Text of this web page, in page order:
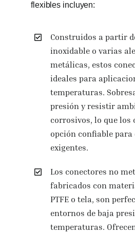
flexibles incluyen:
Construidos a partir
inoxidable o varias
metálicas, estos
ideales para
temperaturas.
presión y resistir
corrosivos, lo que los
opción confiable para
exigentes.
Los conectores no
fabricados con
PTFE o tela, son
entornos de baja
temperaturas.